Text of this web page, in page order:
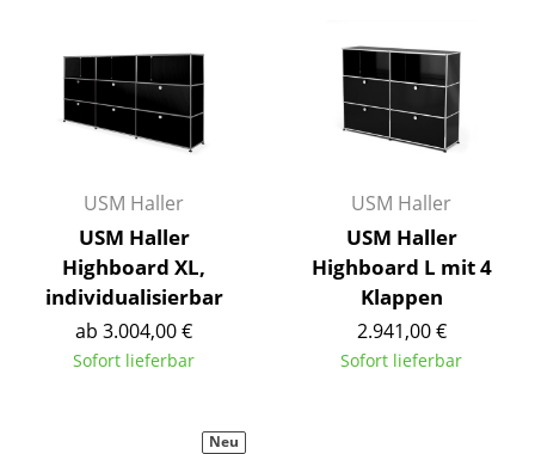
Aufbewahren
Regale & Schränke
Wandregale
Sideboards & Kommoden
TV Möbel
Beistell- & Rollcontainer
USM Haller
USM Haller
Highboard XL,
individualisierbar
ab 3.004,00 €
Sofort lieferbar
USM Haller
USM Haller
Highboard L mit 4
Klappen
2.941,00 €
Sofort lieferbar
Neu